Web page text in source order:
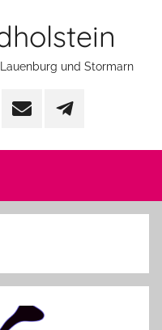
und Stormarn
Mail Telegram